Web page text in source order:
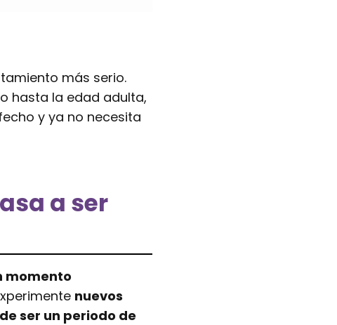
más serio.
hasta la edad adulta,
y ya no necesita
a ser
momento
nuevos
ser un periodo de